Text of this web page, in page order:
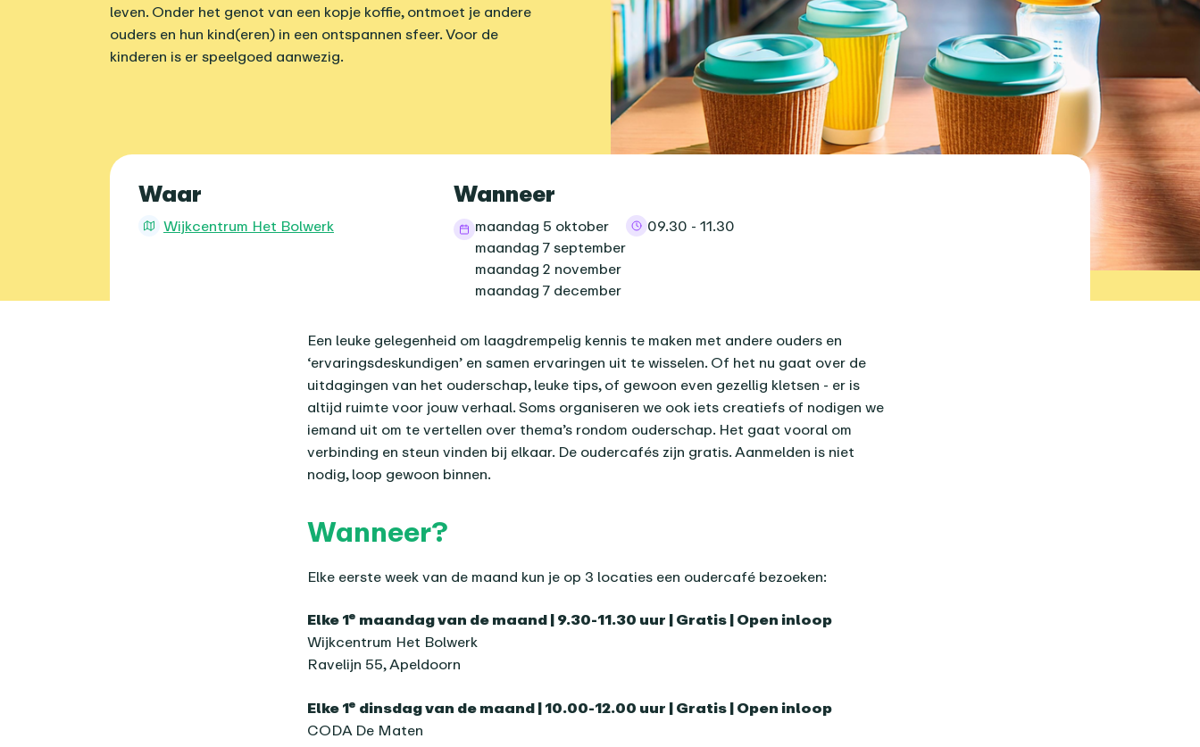
leven. Onder het genot van een kopje koffie, ontmoet je andere
ouders en hun kind(eren) in een ontspannen sfeer. Voor de
kinderen is er speelgoed aanwezig.
Praktische informatie
Waar
Wijkcentrum Het Bolwerk
Wanneer
maandag 5 oktober
maandag 7 september
maandag 2 november
maandag 7 december
09.30 - 11.30
Een leuke gelegenheid om laagdrempelig kennis te maken met andere ouders en
‘ervaringsdeskundigen’ en samen ervaringen uit te wisselen. Of het nu gaat over de
uitdagingen van het ouderschap, leuke tips, of gewoon even gezellig kletsen - er is
altijd ruimte voor jouw verhaal. Soms organiseren we ook iets creatiefs of nodigen we
iemand uit om te vertellen over thema’s rondom ouderschap. Het gaat vooral om
verbinding en steun vinden bij elkaar. De oudercafés zijn gratis. Aanmelden is niet
nodig, loop gewoon binnen.
Wanneer?
Elke eerste week van de maand kun je op 3 locaties een oudercafé bezoeken:
Elke 1e maandag van de maand | 9.30-11.30 uur | Gratis | Open inloop
Wijkcentrum Het Bolwerk
Ravelijn 55, Apeldoorn
Elke 1e dinsdag van de maand | 10.00-12.00 uur | Gratis | Open inloop
CODA De Maten